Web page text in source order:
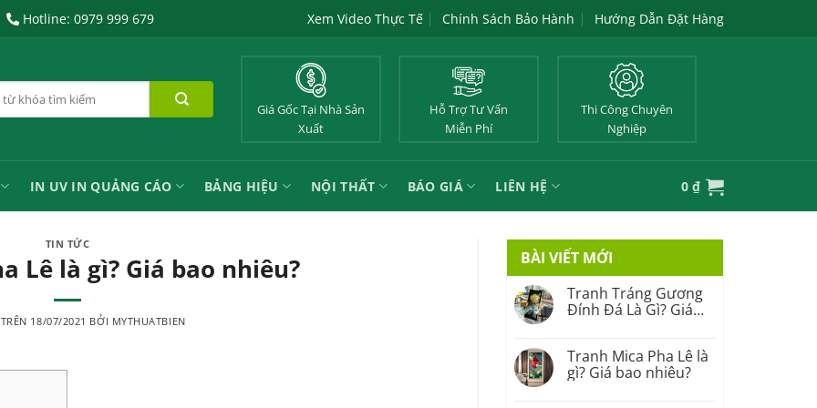
Hotline: 0979 999 679 Xem Video Thực Tế Chính Sách Bảo Hành Hướng Dẫn Đặt Hàng
Giá Gốc Tại Nhà Sản
Xuất
Hỗ Trợ Tư Vấn
Miễn Phí
Thi Công Chuyên
Nghiệp
IN UV IN QUẢNG CÁO BẢNG HIỆU NỘI THẤT BÁO GIÁ LIÊN HỆ 0₫
TIN TỨC
Lê là gì? Giá bao nhiêu?
18/07/2021 BỞI MYTHUATBIEN
BÀI VIẾT MỚI
Tranh Tráng Gương
Đính Đá Là Gì? Giá
Tranh Mica Pha Lê là
gì? Giá bao nhiêu?